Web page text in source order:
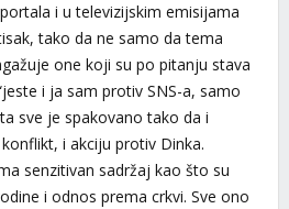
i u televizijskim emisijama
tako da ne samo da tema
one koji su po pitanju stava
i ja sam protiv SNS-a, samo
sve je spakovano tako da i
i akciju protiv Dinka.
senzitivan sadržaj kao što su
i odnos prema crkvi. Sve ono